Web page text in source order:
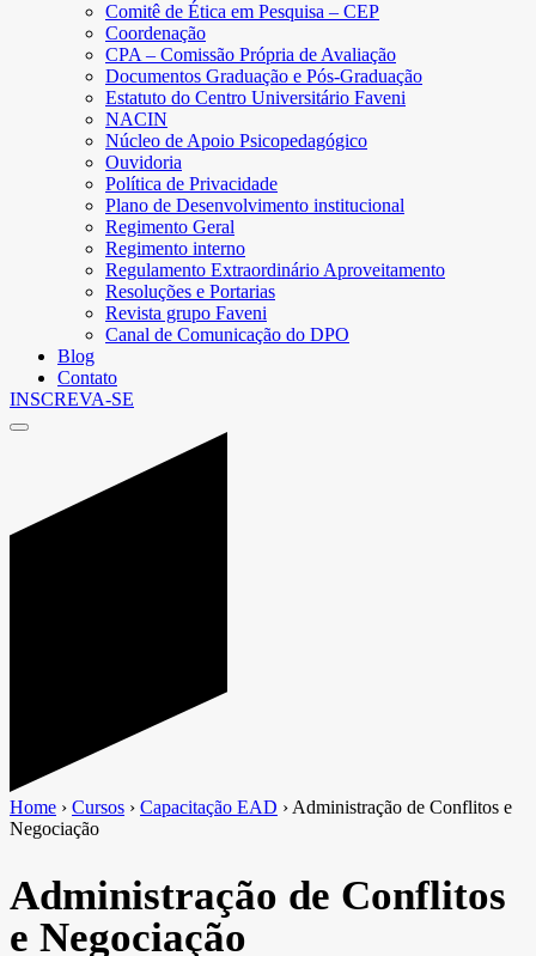
Comitê de Ética em Pesquisa – CEP
Coordenação
CPA – Comissão Própria de Avaliação
Documentos Graduação e Pós-Graduação
Estatuto do Centro Universitário Faveni
NACIN
Núcleo de Apoio Psicopedagógico
Ouvidoria
Política de Privacidade
Plano de Desenvolvimento institucional
Regimento Geral
Regimento interno
Regulamento Extraordinário Aproveitamento
Resoluções e Portarias
Revista grupo Faveni
Canal de Comunicação do DPO
Blog
Contato
INSCREVA-SE
Home › Cursos › Capacitação EAD › Administração de Conflitos e
Negociação
Administração de Conflitos
e Negociação